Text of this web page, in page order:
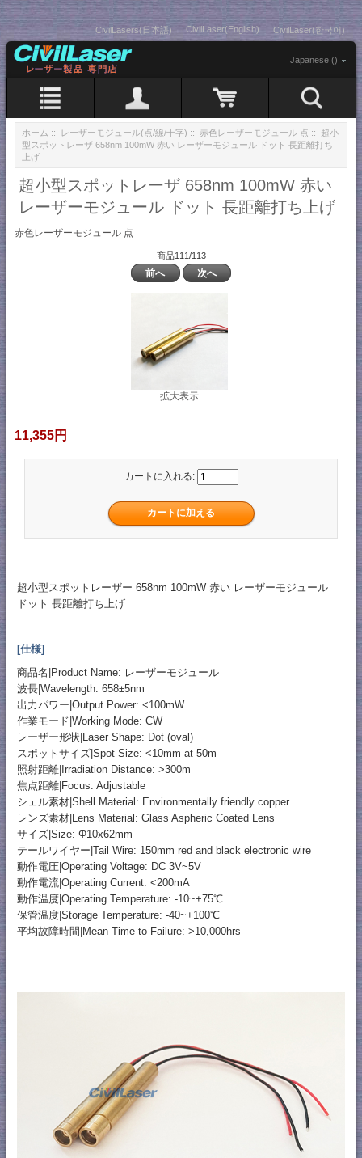
CivilLasers(日本語) CivilLaser(English) CivilLaser(한국어)
Japanese ()
ホーム :: レーザーモジュール(点/線/十字) :: 赤色レーザーモジュール 点 :: 超小
型スポットレーザ 658nm 100mW 赤い レーザーモジュール ドット 長距離打ち
上げ
超小型スポットレーザ 658nm 100mW 赤い
レーザーモジュール ドット 長距離打ち上げ
赤色レーザーモジュール 点
商品111/113
前へ 次へ
拡大表示
11,355円
カートに入れる:
超小型スポットレーザー 658nm 100mW 赤い レーザーモジュール
ドット 長距離打ち上げ
[仕様]
商品名|Product Name: レーザーモジュール
波長|Wavelength: 658±5nm
出力パワー|Output Power: <100mW
作業モード|Working Mode: CW
レーザー形状|Laser Shape: Dot (oval)
スポットサイズ|Spot Size: <10mm at 50m
照射距離|Irradiation Distance: >300m
焦点距離|Focus: Adjustable
シェル素材|Shell Material: Environmentally friendly copper
レンズ素材|Lens Material: Glass Aspheric Coated Lens
サイズ|Size: Φ10x62mm
テールワイヤー|Tail Wire: 150mm red and black electronic wire
動作電圧|Operating Voltage: DC 3V~5V
動作電流|Operating Current: <200mA
動作温度|Operating Temperature: -10~+75℃
保管温度|Storage Temperature: -40~+100℃
平均故障時間|Mean Time to Failure: >10,000hrs